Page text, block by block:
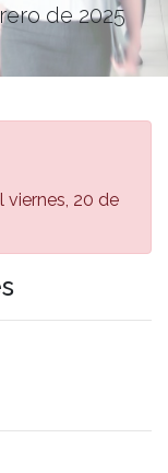
de 2025
viernes, 20 de